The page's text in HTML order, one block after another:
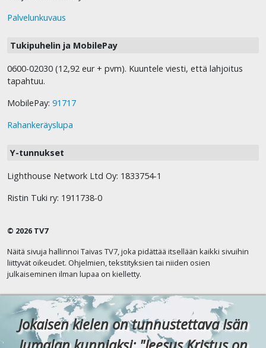
Palvelunkuvaus
Tukipuhelin ja MobilePay
0600-02030 (12,92 eur + pvm). Kuuntele viesti, että lahjoitus
tapahtuu.
MobilePay: 91717
Rahankeräyslupa
Y-tunnukset
Lighthouse Network Ltd Oy: 1833754-1
Ristin Tuki ry: 1911738-0
© 2026 TV7
Näitä sivuja hallinnoi Taivas TV7, joka pidättää itsellään kaikki sivuihin
liittyvät oikeudet. Ohjelmien, tekstityksien tai niiden osien
julkaiseminen ilman lupaa on kielletty.
Jokaisen kielen on tunnustettava Isän